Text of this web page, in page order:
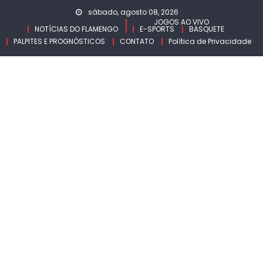
content
sábado, agosto 08, 2026
NOTÍCIAS DO FLAMENGO
JOGOS AO VIVO
E-SPORTS
BASQUETE
PALPITES E PROGNÓSTICOS
CONTATO Política de Privacidade